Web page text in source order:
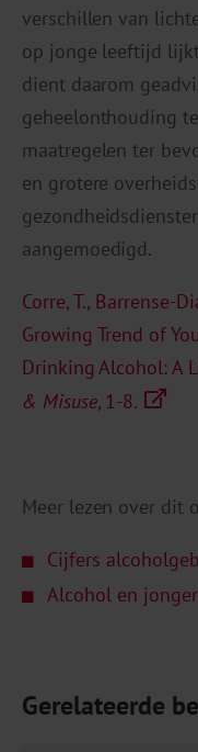
verschillen van
op jonge leeftijd
dient daarom
geheelonthouding
maatregelen ter
en grotere
aangemoedigd.
Corre, T., Barrense-
Growing Trend of
Drinking Alcohol: A
& Misuse, 1-8.
Meer lezen over dit
Cijfers
Alcohol en
Gerelateerde